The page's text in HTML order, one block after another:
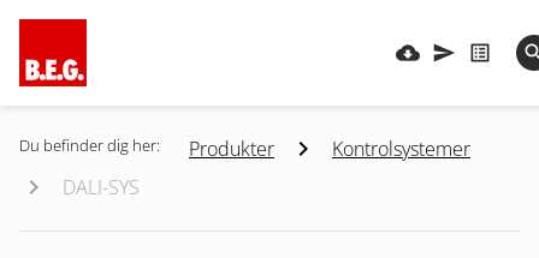
Du befinder dig her: Produkter
Kontrolsystemer
DALI-SYS